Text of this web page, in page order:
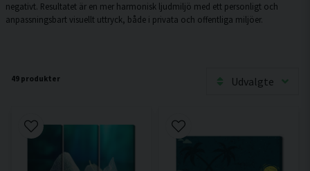
negativt. Resultatet är en mer harmonisk ljudmiljö med ett personligt och
anpassningsbart visuellt uttryck, både i privata och offentliga miljöer.
49 produkter Udvalgte